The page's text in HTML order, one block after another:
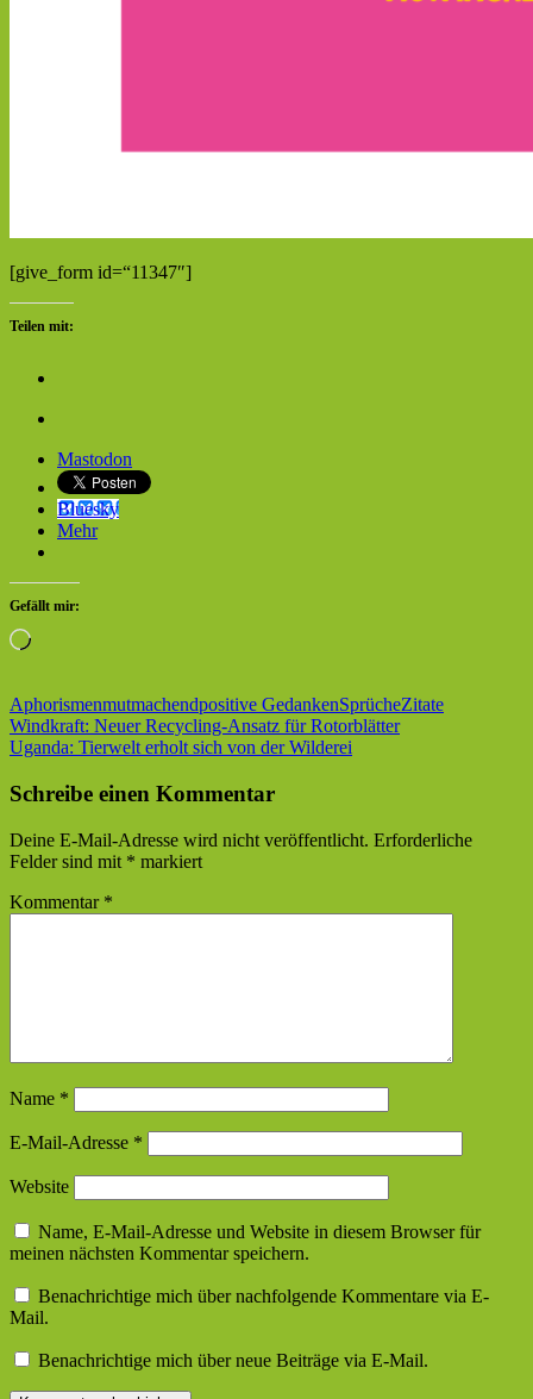
[give_form id=“11347″]
Teilen mit:
Mastodon
Bluesky
Mehr
Gefällt mir:
Wird
Aphorismenmutmachendpositive GedankenSprücheZitate
Beitragsnavigation
Vorheriger
Beitrag:
Windkraft: Neuer Recycling-Ansatz für Rotorblätter
Nächster
Uganda: Tierwelt erholt sich von der Wilderei
Schreibe einen Kommentar
Deine E-Mail-Adresse wird nicht veröffentlicht. Erforderliche
Felder sind mit * markiert
Kommentar *
Name *
E-Mail-Adresse *
Website
Name, E-Mail-Adresse und Website in diesem Browser für
meinen nächsten Kommentar speichern.
Benachrichtige mich über nachfolgende Kommentare via E-
Mail.
Benachrichtige mich über neue Beiträge via E-Mail.